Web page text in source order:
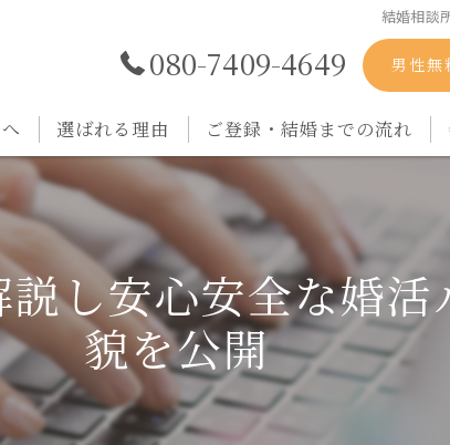
結婚相談
080-7409-4649 男性無
選ばれる理由 ご登録・結婚までの流れ
し安心安全な婚
貌を公開